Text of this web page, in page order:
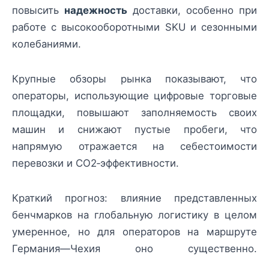
повысить надежность доставки, особенно при
работе с высокооборотными SKU и сезонными
колебаниями.
Крупные обзоры рынка показывают, что
операторы, использующие цифровые торговые
площадки, повышают заполняемость своих
машин и снижают пустые пробеги, что
напрямую отражается на себестоимости
перевозки и CO2‑эффективности.
Краткий прогноз: влияние представленных
бенчмарков на глобальную логистику в целом
умеренное, но для операторов на маршруте
Германия—Чехия оно существенно.